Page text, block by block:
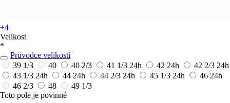
+4
Velikost
*
Průvodce velikostí
39 1/3
40 40 2/3 41 1/3 24h 42 24h 42 2/3 24h
43 1/3 24h 44 24h 44 2/3 24h 45 1/3 24h 46 24h
46 2/3
48
49 1/3
Toto pole je povinné